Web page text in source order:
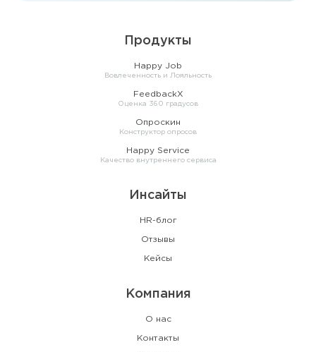
Продукты
Happy Job
Вовлеченность и Лояльность
FeedbackX
Оценка 360 градусов
Опроскин
Конструктор опросов
Happy Service
Качество внутреннего сервиса
Инсайты
HR-блог
Отзывы
Кейсы
Компания
О нас
Контакты